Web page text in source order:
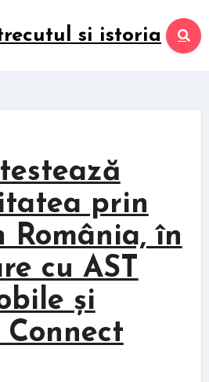
si istoria
prin
România, în
cu AST
și